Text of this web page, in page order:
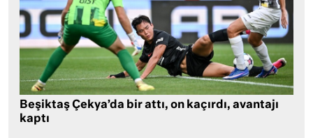
Beşiktaş Çekya’da bir attı, on kaçırdı, avantajı
kaptı